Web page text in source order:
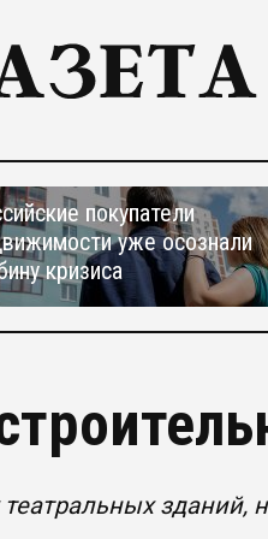
покупатели
уже осознали
кризиса
зданий,